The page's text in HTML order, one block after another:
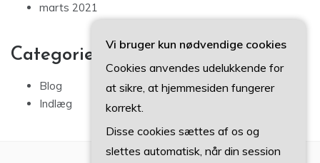
marts 2021
Categories
Blog
Indlæg
Vi bruger kun nødvendige cookies
Cookies anvendes udelukkende for
at sikre, at hjemmesiden fungerer
korrekt.
Disse cookies sættes af os og
slettes automatisk, når din session